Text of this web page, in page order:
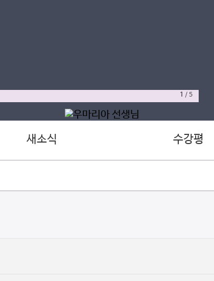
1 /5
새소식 수강평